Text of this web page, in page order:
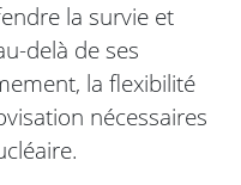
la survie et
delà de ses
la flexibilité
nécessaires